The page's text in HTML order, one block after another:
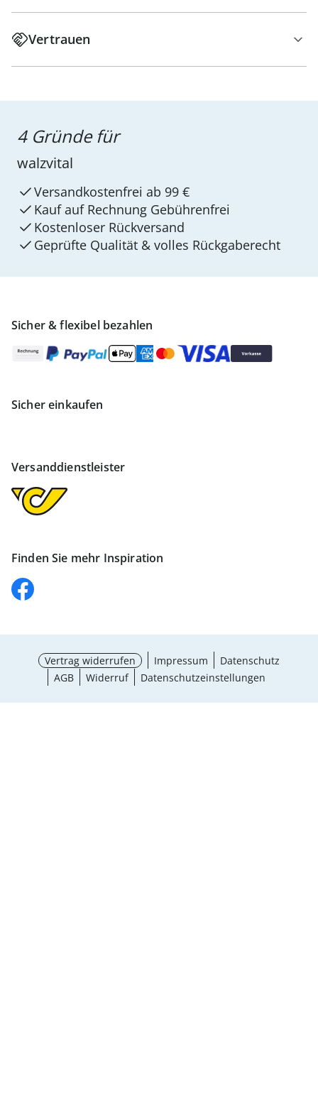
Vertrauen
Sicher & flexibel bezahlen
Sicher einkaufen
Versanddienstleister
Finden Sie mehr Inspiration
4 Gründe für
walzvital
Versandkostenfrei ab 99 €
Kauf auf Rechnung Gebührenfrei
Kostenloser Rückversand
Geprüfte Qualität & volles Rückgaberecht
Vertrag widerrufen Impressum
Datenschutz
AGB
Widerruf Datenschutzeinstellungen